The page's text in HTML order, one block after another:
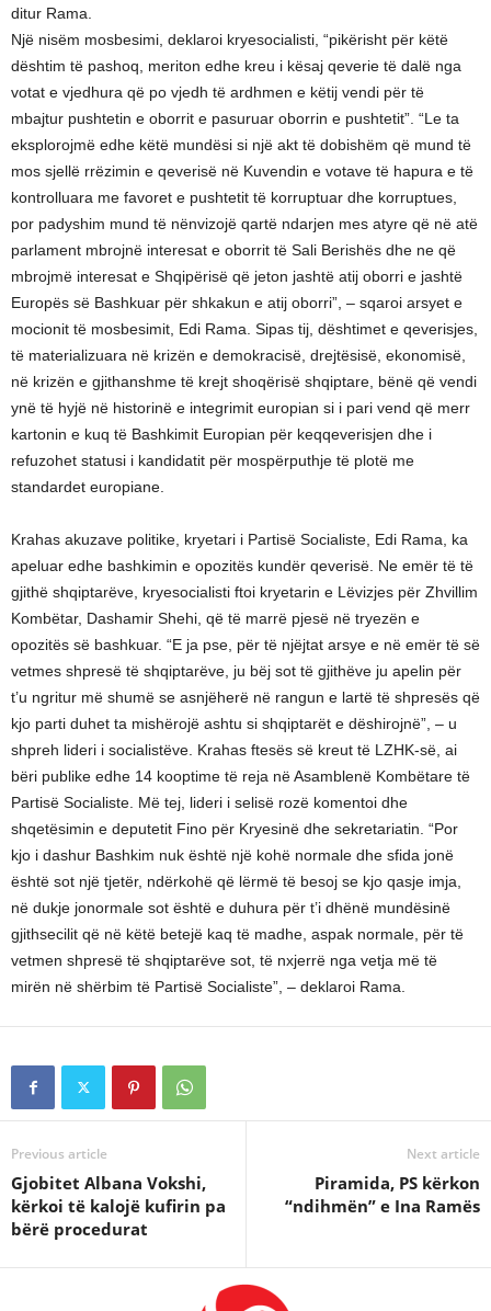
ditur Rama.
Një nisëm mosbesimi, deklaroi kryesocialisti, “pikërisht për këtë
dështim të pashoq, meriton edhe kreu i kësaj qeverie të dalë nga
votat e vjedhura që po vjedh të ardhmen e këtij vendi për të
mbajtur pushtetin e oborrit e pasuruar oborrin e pushtetit”. “Le ta
eksplorojmë edhe këtë mundësi si një akt të dobishëm që mund të
mos sjellë rrëzimin e qeverisë në Kuvendin e votave të hapura e të
kontrolluara me favoret e pushtetit të korruptuar dhe korruptues,
por padyshim mund të nënvizojë qartë ndarjen mes atyre që në atë
parlament mbrojnë interesat e oborrit të Sali Berishës dhe ne që
mbrojmë interesat e Shqipërisë që jeton jashtë atij oborri e jashtë
Europës së Bashkuar për shkakun e atij oborri”, – sqaroi arsyet e
mocionit të mosbesimit, Edi Rama. Sipas tij, dështimet e qeverisjes,
të materializuara në krizën e demokracisë, drejtësisë, ekonomisë,
në krizën e gjithanshme të krejt shoqërisë shqiptare, bënë që vendi
ynë të hyjë në historinë e integrimit europian si i pari vend që merr
kartonin e kuq të Bashkimit Europian për keqqeverisjen dhe i
refuzohet statusi i kandidatit për mospërputhje të plotë me
standardet europiane.
Krahas akuzave politike, kryetari i Partisë Socialiste, Edi Rama, ka
apeluar edhe bashkimin e opozitës kundër qeverisë. Ne emër të të
gjithë shqiptarëve, kryesocialisti ftoi kryetarin e Lëvizjes për Zhvillim
Kombëtar, Dashamir Shehi, që të marrë pjesë në tryezën e
opozitës së bashkuar. “E ja pse, për të njëjtat arsye e në emër të së
vetmes shpresë të shqiptarëve, ju bëj sot të gjithëve ju apelin për
t’u ngritur më shumë se asnjëherë në rangun e lartë të shpresës që
kjo parti duhet ta mishërojë ashtu si shqiptarët e dëshirojnë”, – u
shpreh lideri i socialistëve. Krahas ftesës së kreut të LZHK-së, ai
bëri publike edhe 14 kooptime të reja në Asamblenë Kombëtare të
Partisë Socialiste. Më tej, lideri i selisë rozë komentoi dhe
shqetësimin e deputetit Fino për Kryesinë dhe sekretariatin. “Por
kjo i dashur Bashkim nuk është një kohë normale dhe sfida jonë
është sot një tjetër, ndërkohë që lërmë të besoj se kjo qasje imja,
në dukje jonormale sot është e duhura për t’i dhënë mundësinë
gjithsecilit që në këtë betejë kaq të madhe, aspak normale, për të
vetmen shpresë të shqiptarëve sot, të nxjerrë nga vetja më të
mirën në shërbim të Partisë Socialiste”, – deklaroi Rama.
Previous article
Gjobitet Albana Vokshi,
kërkoi të kalojë kufirin pa
bërë procedurat
Next article
Piramida, PS kërkon
“ndihmën” e Ina Ramës